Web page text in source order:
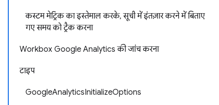
कस्टम मेट्रिक का इस्तेमाल करके, सूची में इंतज़ार करने में बिताए
गए समय को ट्रैक करना
Workbox Google Analytics की जांच करना
टाइप
GoogleAnalyticsInitializeOptions